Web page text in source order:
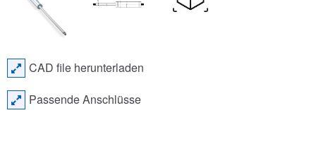
CAD file herunterladen
Passende Anschlüsse